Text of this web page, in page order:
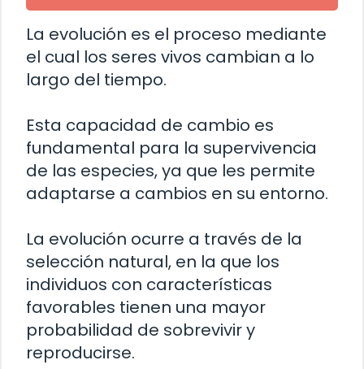
La evolución es el proceso mediante
el cual los seres vivos cambian a lo
largo del tiempo.
Esta capacidad de cambio es
fundamental para la supervivencia
de las especies, ya que les permite
adaptarse a cambios en su entorno.
La evolución ocurre a través de la
selección natural, en la que los
individuos con características
favorables tienen una mayor
probabilidad de sobrevivir y
reproducirse.